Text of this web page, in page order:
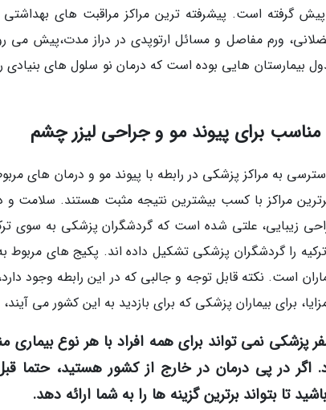
گرفته است. پیشرفته ترین مراکز مراقبت های
ورم مفاصل و مسائل ارتوپدی در دراز مدت،پیش می
بیمارستان هایی بوده است که درمان نو سلول های بنیادی را
مناسب برای پیوند مو و جراحی لیزر چشم
به مراکز پزشکی در رابطه با پیوند مو و درمان های
مراکز با کسب بیشترین نتیجه مثبت هستند. سلامت
ترکیه را گردشگران پزشکی تشکیل داده اند. پکیج های مربوط
است. نکته قابل توجه و جالبی که در این رابطه وجود
برای بیماران پزشکی که برای بازدید به این کشور می
پزشکی نمی تواند برای همه افراد با هر نوع
اگر در پی درمان در خارج از کشور هستید، حتما
تا بتواند برترین گزینه ها را به شما ارائه دهد.